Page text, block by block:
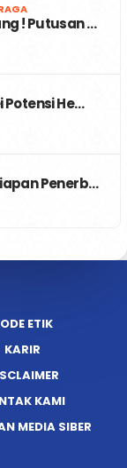
! Putusan …
Potensi He…
Penerb…
ETIK
KARIR
KAMI
MEDIA SIBER